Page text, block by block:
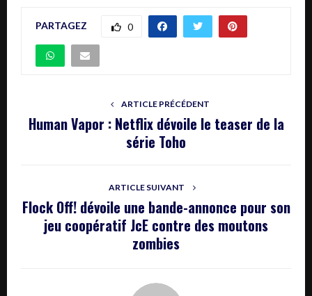
PARTAGEZ 0
ARTICLE PRÉCÉDENT
Human Vapor : Netflix dévoile le teaser de la
série Toho
ARTICLE SUIVANT
Flock Off! dévoile une bande-annonce pour son
jeu coopératif JcE contre des moutons
zombies